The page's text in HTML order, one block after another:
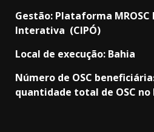
Gestão: Plataforma MROSC
Interativa (CIPÓ)
Local de execução: Bahia
Número de OSC
quantidade total de OSC no